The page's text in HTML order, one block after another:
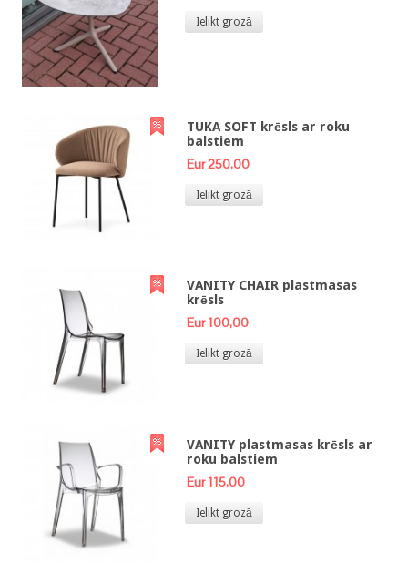
Ielikt grozā
TUKA SOFT krēsls ar roku
balstiem
Eur 250,00
Ielikt grozā
VANITY CHAIR plastmasas
krēsls
Eur 100,00
Ielikt grozā
VANITY plastmasas krēsls ar
roku balstiem
Eur 115,00
Ielikt grozā